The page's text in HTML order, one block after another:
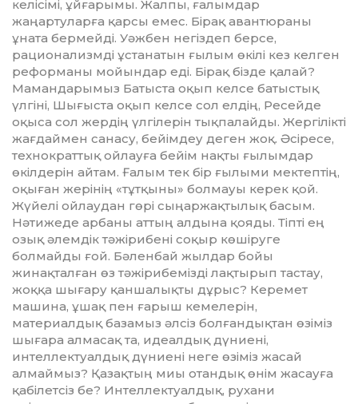
келісімі, ұйғарымы. Жалпы, ғалымдар
жаңартуларға қарсы емес. Бірақ авантюраны
ұната бермейді. Уәжбен негіздеп берсе,
рационализмді ұстанатын ғылым өкілі кез келген
реформаны мойындар еді. Бірақ бізде қалай?
Мамандарымыз Батыста оқып келсе батыстық
үлгіні, Шығыста оқып келсе сол елдің, Ресейде
оқыса сол жердің үлгілерін тықпалайды. Жергілікті
жағдаймен санасу, бейімдеу деген жоқ. Әсіресе,
технок­рат­тық ойлауға бейім нақты ғылымдар
өкілдерін айтам. Ғалым тек бір ғылыми мектептің,
оқыған жерінің «тұтқыны» болмауы керек қой.
Жүйелі ойлаудан гөрі сыңаржақтылық басым.
Нәтижеде арбаны аттың алдына қояды. Тіпті ең
озық әлемдік тәжірибені соқыр көшіруге
болмайды ғой. Бәленбай жылдар бойы
жинақталған өз тәжірибемізді лақтырып тастау,
жоққа шығару қаншалықты дұрыс? Керемет
машина, ұшақ пен ғарыш кемелерін,
материалдық базамыз әлсіз болғандықтан өзіміз
шығара алмасақ та, идеалдық дүниені,
интеллектуалдық дүниені неге өзіміз жасай
алмаймыз? Қазақтың миы отандық өнім жасауға
қабілетсіз бе? Интеллектуалдық, рухани